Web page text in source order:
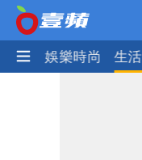
熱門 娛樂時尚 生活